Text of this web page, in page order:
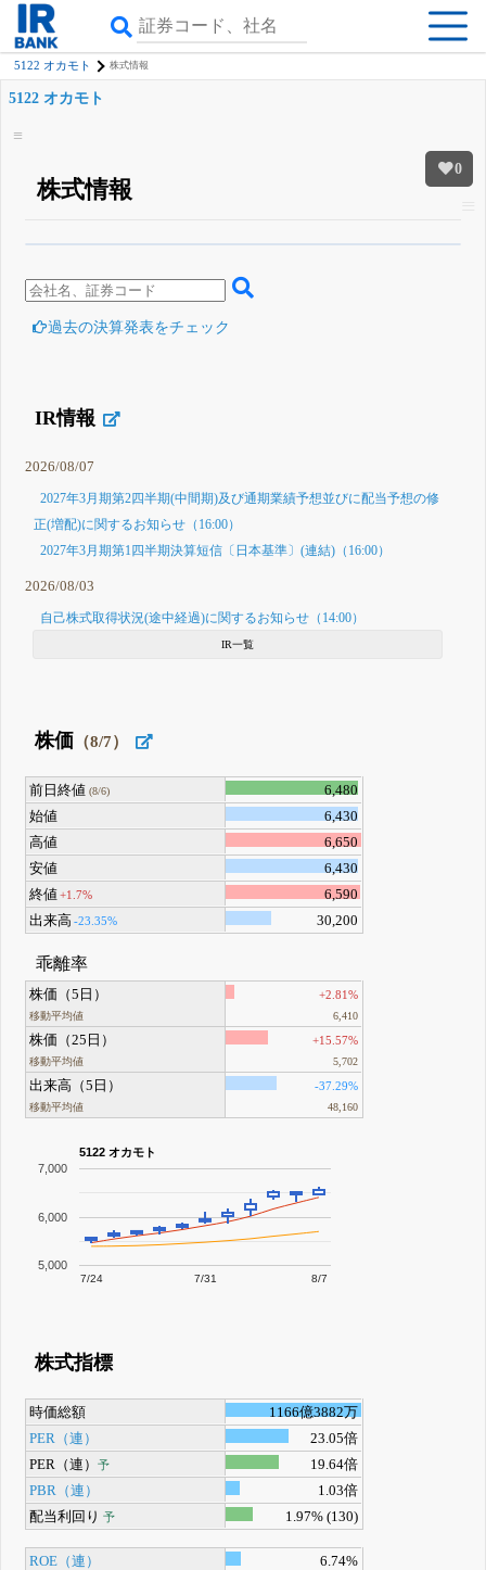
5122 オカモト 株式情報
0
5122 オカモト
株式情報
詳しく見られる無料でβ版をはじめる
登録すると永久30%OFFと米株版の先行利用も付きます
過去の決算発表をチェック
IR情報
2026/08/07
2027年3月期第2四半期(中間期)及び通期業績予想並びに配当予想の修
正(増配)に関するお知らせ（16:00）
2027年3月期第1四半期決算短信〔日本基準〕(連結)（16:00）
2026/08/03
自己株式取得状況(途中経過)に関するお知らせ（14:00）
IR一覧
株価 （8/7）
前日終値 (8/6)
6,480
始値
6,430
高値
6,650
安値
6,430
終値+1.7%
6,590
出来高 -23.35% 30,200
乖離率
株価（5日）
移動平均値
+2.81%
6,410
株価（25日）
移動平均値
+15.57%
5,702
出来高（5日）
移動平均値
-37.29%
48,160
5122 オカモト
7/24 7/31 8/7
5,000
6,000
7,000
株式指標
時価総額
1166億3882万
PER（連）
23.05倍
PER（連）予
19.64倍
PBR（連）
1.03倍
配当利回り 予 1.97% (130)
ROE（連）
6.74%